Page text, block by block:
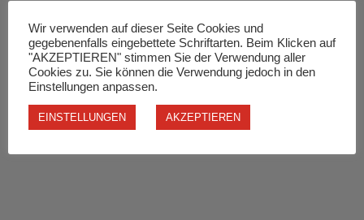
Wir verwenden auf dieser Seite Cookies und
gegebenenfalls eingebettete Schriftarten. Beim Klicken auf
"AKZEPTIEREN" stimmen Sie der Verwendung aller
Cookies zu. Sie können die Verwendung jedoch in den
Einstellungen anpassen.
EINSTELLUNGEN AKZEPTIEREN